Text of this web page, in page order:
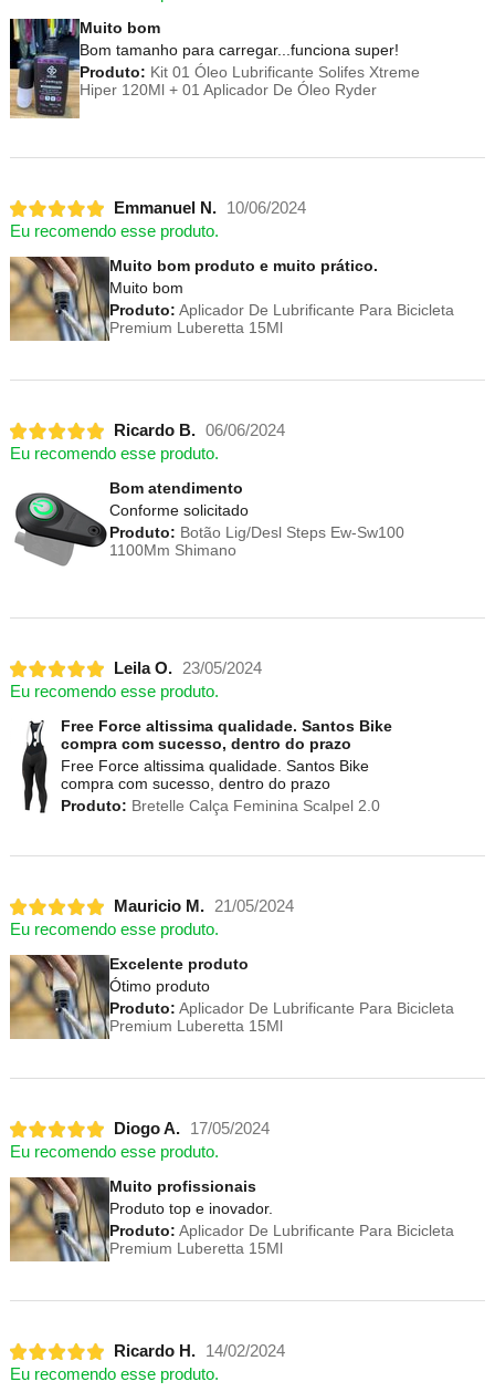
Muito bom
Bom tamanho para carregar...funciona super!
Produto: Kit 01 Óleo Lubrificante Solifes Xtreme
Hiper 120Ml + 01 Aplicador De Óleo Ryder
Emmanuel N.
10/06/2024
Eu recomendo esse produto.
Muito bom produto e muito prático.
Muito bom
Produto: Aplicador De Lubrificante Para Bicicleta
Premium Luberetta 15Ml
Ricardo B. 06/06/2024
Eu recomendo esse produto.
Bom atendimento
Conforme solicitado
Produto: Botão Lig/Desl Steps Ew-Sw100
1100Mm Shimano
Leila O. 23/05/2024
Eu recomendo esse produto.
Free Force altissima qualidade. Santos Bike
compra com sucesso, dentro do prazo
Free Force altissima qualidade. Santos Bike
compra com sucesso, dentro do prazo
Produto: Bretelle Calça Feminina Scalpel 2.0
Mauricio M. 21/05/2024
Eu recomendo esse produto.
Excelente produto
Ótimo produto
Produto: Aplicador De Lubrificante Para Bicicleta
Premium Luberetta 15Ml
Diogo A.
17/05/2024
Eu recomendo esse produto.
Muito profissionais
Produto top e inovador.
Produto: Aplicador De Lubrificante Para Bicicleta
Premium Luberetta 15Ml
Ricardo H.
14/02/2024
Eu recomendo esse produto.